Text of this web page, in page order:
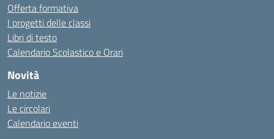
Offerta formativa
I progetti delle classi
Libri di testo
Calendario Scolastico e Orari
Novità
Le notizie
Le circolari
Calendario eventi